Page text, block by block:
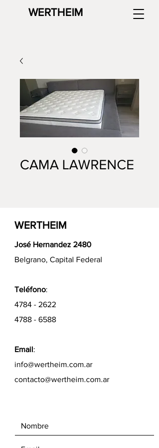
WERTHEIM
CAMA LAWRENCE
WERTHEIM
José Hernandez 2480
Belgrano, Capital Federal
Teléfono:
4784 - 2622
4788 - 6588
Email:
info@wertheim.com.ar
contacto@wertheim.com.ar